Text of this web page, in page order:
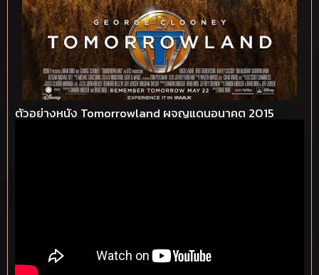
ตัวอย่างหนัง Tomorrowland ผจญแดนอนาคต 2015